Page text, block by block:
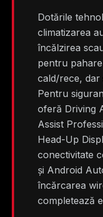
Dotările
climatizarea
încălzirea
pentru
cald/rece, dar
Pentru
oferă Driving
Assist
Head-Up
conectivitate
și Android
încărcarea
completează